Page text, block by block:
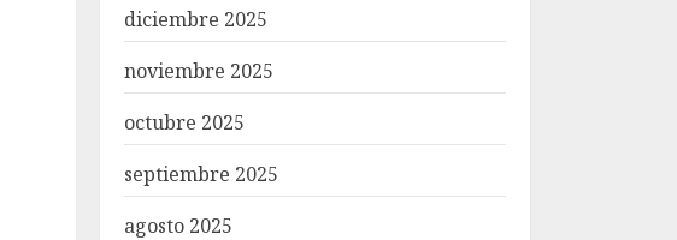
diciembre 2025
noviembre 2025
octubre 2025
septiembre 2025
agosto 2025